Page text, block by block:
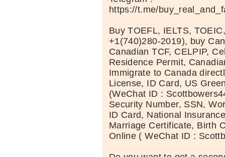
https://t.me/
Buy TOEFL, IELTS,
+1(740)280-2019), buy
Canadian TCF, CELPIP,
Residence Permit,
Immigrate to Canada
License, ID Card, US
(WeChat ID :
Security Number, SSN,
ID Card, National
Marriage Certificate, Birth
Online ( WeChat ID :